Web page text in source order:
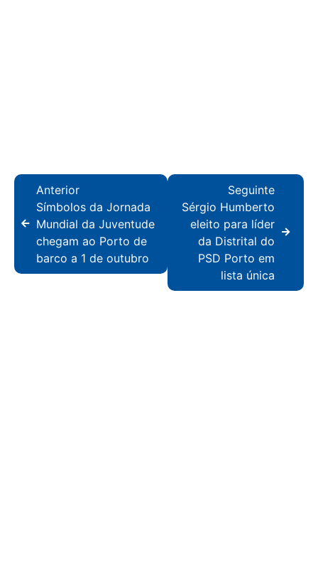
Anterior
Símbolos da Jornada
Mundial da Juventude
chegam ao Porto de
barco a 1 de outubro
Seguinte
Sérgio Humberto
eleito para líder
da Distrital do
PSD Porto em
lista única